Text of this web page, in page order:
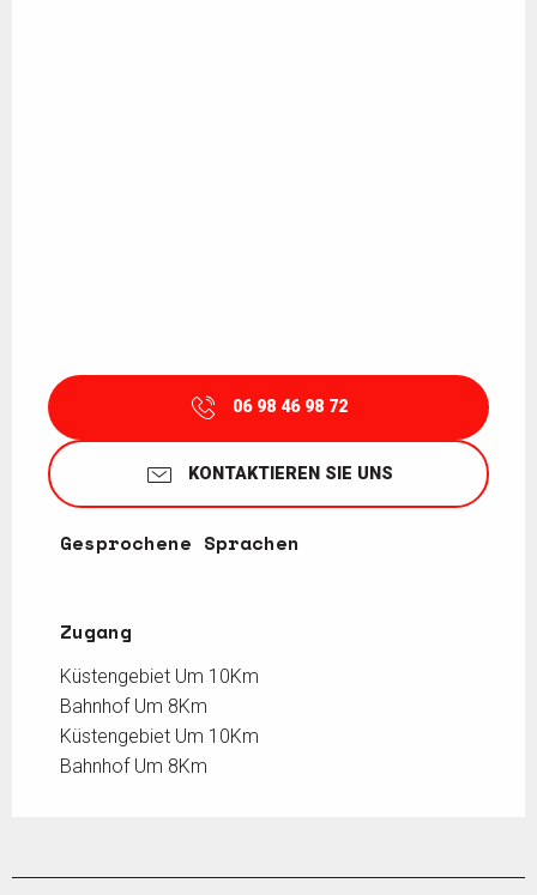
06 98 46 98 72
KONTAKTIEREN SIE UNS
Gesprochene Sprachen
Gesprochene Sprachen
Zugang
Zugang
Küstengebiet Um 10Km
Bahnhof Um 8Km
Küstengebiet Um 10Km
Bahnhof Um 8Km